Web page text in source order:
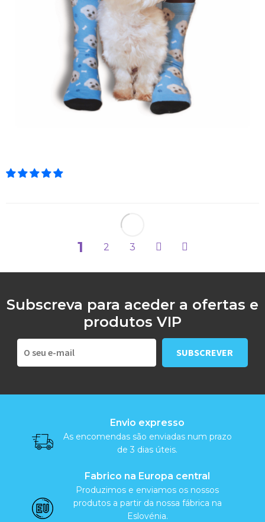
1 2 3
Subscreva para aceder a ofertas e
produtos VIP
Envio expresso
As encomendas são enviadas num prazo
de 3 dias úteis.
Fabrico na Europa central
Produzimos e enviamos os nossos
produtos a partir da nossa fábrica na
Eslovénia.